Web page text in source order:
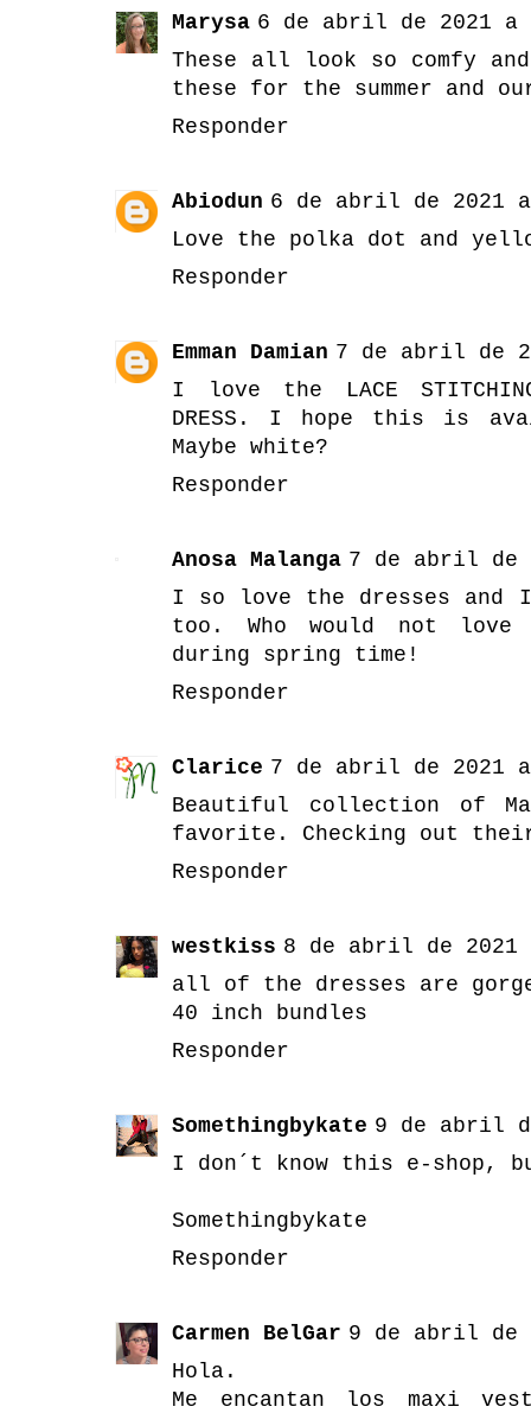
Marysa 6 de abril de 2021 a
These all look so comfy
these for the summer and
Responder
Abiodun 6 de abril de 2021
Love the polka dot and
Responder
Emman Damian 7 de abril de
I love the LACE
DRESS. I hope this is
Maybe white?
Responder
Anosa Malanga 7 de abril de
I so love the dresses and
too. Who would not love
during spring time!
Responder
Clarice 7 de abril de 2021
Beautiful collection of
favorite. Checking out
Responder
westkiss 8 de abril de 2021
all of the dresses are
40 inch bundles
Responder
Somethingbykate 9 de abril
I don´t know this e-shop,
Somethingbykate
Responder
Carmen BelGar 9 de abril de
Hola.
Me encantan los maxi